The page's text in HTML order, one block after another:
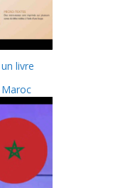
livre
Maroc